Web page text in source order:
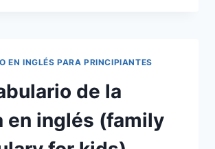
EN INGLÉS PARA PRINCIPIANTES
de la
en inglés (family